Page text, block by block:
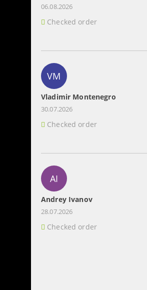
06.08.2026
Checked order
VM
Vladimir Montenegro
30.07.2026
Checked order
AI
Andrey Ivanov
28.07.2026
Checked order